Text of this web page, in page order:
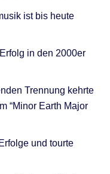
ist bis heute
in den 2000er
Trennung kehrte
“Minor Earth Major
und tourte